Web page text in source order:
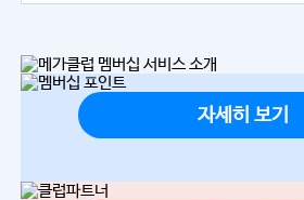
자세히 보기